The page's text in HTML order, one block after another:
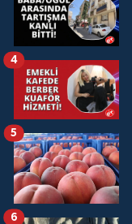
4
5
6